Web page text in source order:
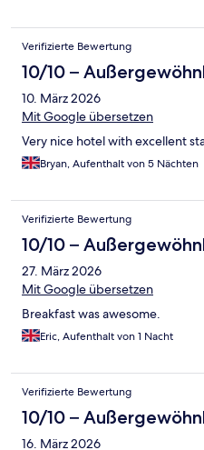
Verifizierte Bewertung
10/10 –
10. März 2026
Mit Google übersetzen
Very nice hotel with excellent
Bryan, Aufenthalt von 5 Nächten
Verifizierte Bewertung
10/10 –
27. März 2026
Mit Google übersetzen
Breakfast was awesome.
Eric, Aufenthalt von 1 Nacht
Verifizierte Bewertung
10/10 –
16. März 2026